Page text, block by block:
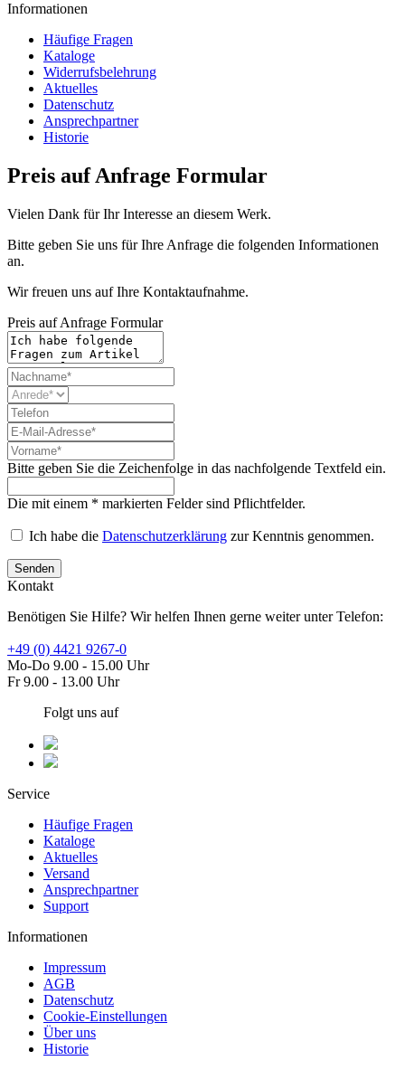
Informationen
Häufige Fragen
Kataloge
Widerrufsbelehrung
Aktuelles
Datenschutz
Ansprechpartner
Historie
Preis auf Anfrage Formular
Vielen Dank für Ihr Interesse an diesem Werk.
Bitte geben Sie uns für Ihre Anfrage die folgenden Informationen
an.
Wir freuen uns auf Ihre Kontaktaufnahme.
Preis auf Anfrage Formular
Bitte geben Sie die Zeichenfolge in das nachfolgende Textfeld ein.
Die mit einem * markierten Felder sind Pflichtfelder.
Ich habe die Datenschutzerklärung zur Kenntnis genommen.
Senden
Kontakt
Benötigen Sie Hilfe? Wir helfen Ihnen gerne weiter unter Telefon:
+49 (0) 4421 9267-0
Mo-Do 9.00 - 15.00 Uhr
Fr 9.00 - 13.00 Uhr
Folgt uns auf
Service
Häufige Fragen
Kataloge
Aktuelles
Versand
Ansprechpartner
Support
Informationen
Impressum
AGB
Datenschutz
Cookie-Einstellungen
Über uns
Historie